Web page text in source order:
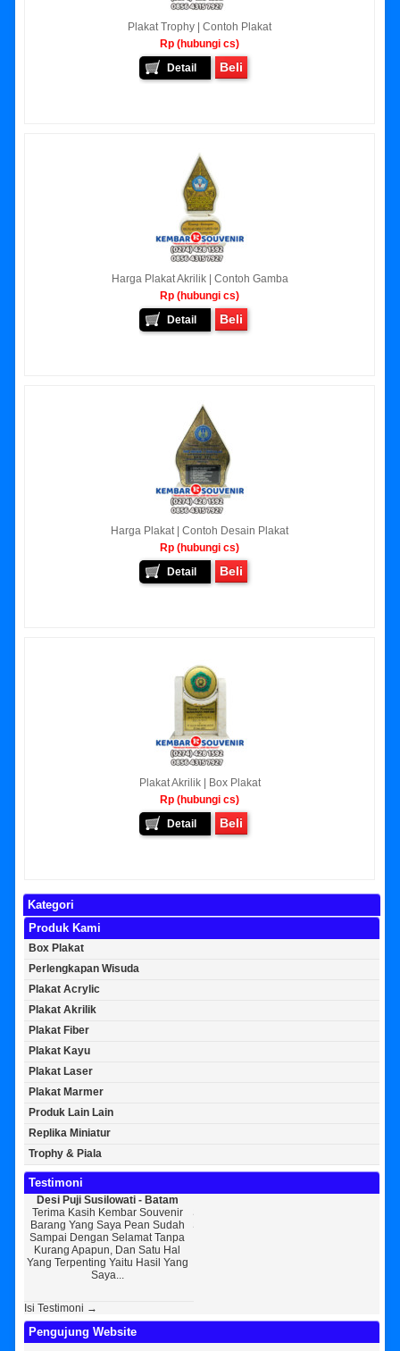
Plakat Trophy | Contoh Plakat
Rp (hubungi cs)
Detail
Beli
Harga Plakat Akrilik | Contoh Gamba
Rp (hubungi cs)
Detail
Beli
Harga Plakat | Contoh Desain Plakat
Rp (hubungi cs)
Detail
Beli
Plakat Akrilik | Box Plakat
Rp (hubungi cs)
Detail
Beli
Kategori
Produk Kami
Box Plakat
Perlengkapan Wisuda
Plakat Acrylic
Plakat Akrilik
Plakat Fiber
Plakat Kayu
Plakat Laser
Plakat Marmer
Produk Lain Lain
Replika Miniatur
Trophy & Piala
Testimoni
- Batam
Kembar Souvenir
Saya Pean Sudah
Selamat Tanpa
Dan Satu Hal
Yaitu Hasil Yang
Bayu Kurniawan - Jakarta Pusat
Sedikit Membagikan Kisah Sukses
Saya, Perkenalkan Pak Saya Bayu
Kurniawan Reseller Patung
Wisuda Dan Souvenir Wisuda Di
Kembar Souvenir, Sebetulnya S...
Isi Testimoni →
Pengujung Website